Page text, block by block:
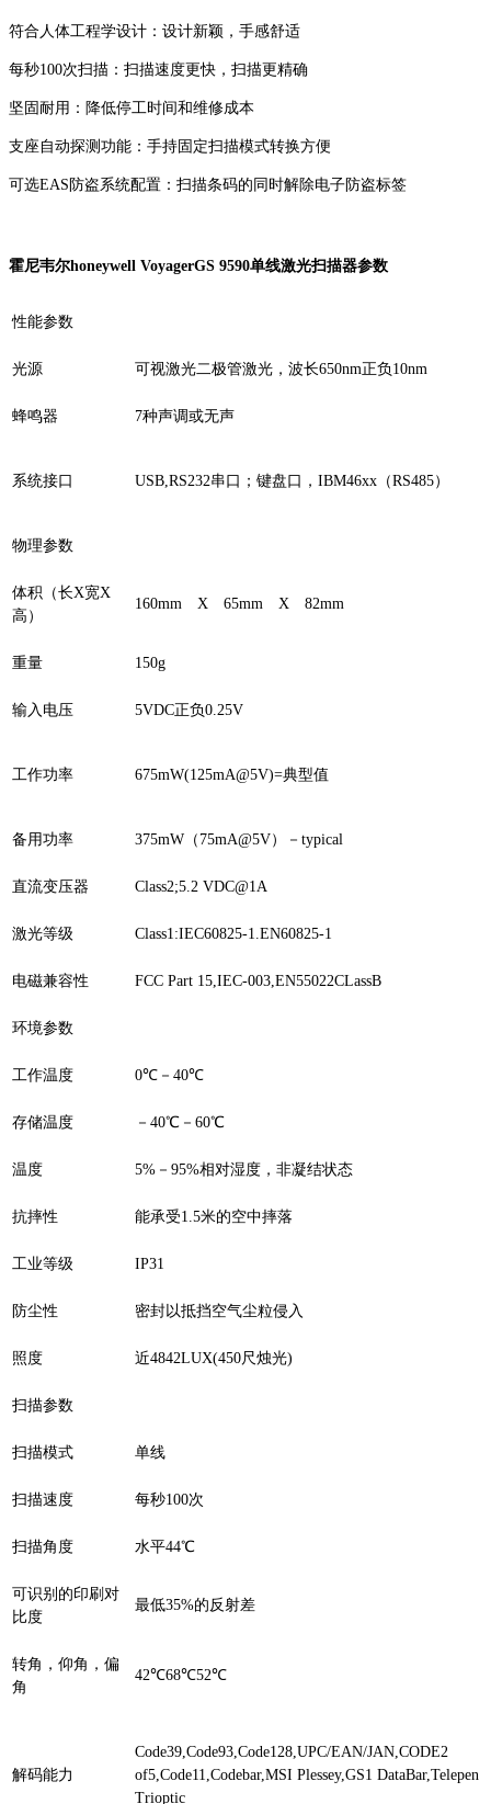
符合人体工程学设计：设计新颖，手感舒适
每秒100次扫描：扫描速度更快，扫描更精确
坚固耐用：降低停工时间和维修成本
支座自动探测功能：手持固定扫描模式转换方便
可选EAS防盗系统配置：扫描条码的同时解除电子防盗标签
霍尼韦尔honeywell VoyagerGS 9590单线激光扫描器参数
性能参数
光源 可视激光二极管激光，波长650nm正负10nm
蜂鸣器 7种声调或无声
系统接口 USB,RS232串口；键盘口，IBM46xx（RS485）
物理参数
体积（长X宽X
高）
160mm X 65mm X 82mm
重量 150g
输入电压 5VDC正负0.25V
工作功率 675mW(125mA@5V)=典型值
备用功率 375mW（75mA@5V）－typical
直流变压器 Class2;5.2 VDC@1A
激光等级 Class1:IEC60825-1.EN60825-1
电磁兼容性 FCC Part 15,IEC-003,EN55022CLassB
环境参数
工作温度 0℃－40℃
存储温度 －40℃－60℃
温度 5%－95%相对湿度，非凝结状态
抗摔性 能承受1.5米的空中摔落
工业等级 IP31
防尘性 密封以抵挡空气尘粒侵入
照度 近4842LUX(450尺烛光)
扫描参数
扫描模式 单线
扫描速度 每秒100次
扫描角度 水平44℃
可识别的印刷对
比度
最低35%的反射差
转角，仰角，偏
角
42℃68℃52℃
解码能力
Code39,Code93,Code128,UPC/EAN/JAN,CODE2
of5,Code11,Codebar,MSI Plessey,GS1 DataBar,Telepen
Trioptic